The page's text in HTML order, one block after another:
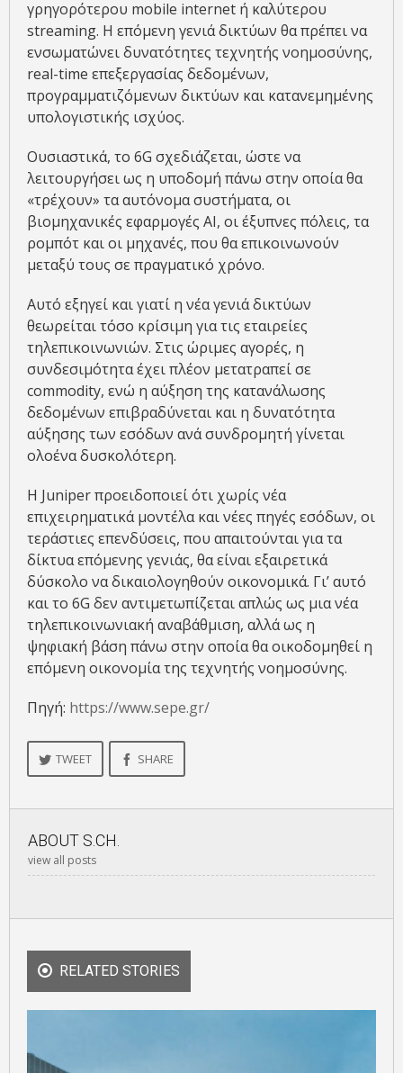
γρηγορότερου mobile internet ή καλύτερου
streaming. Η επόμενη γενιά δικτύων θα πρέπει να
ενσωματώνει δυνατότητες τεχνητής νοημοσύνης,
real-time επεξεργασίας δεδομένων,
προγραμματιζόμενων δικτύων και κατανεμημένης
υπολογιστικής ισχύος.
Ουσιαστικά, το 6G σχεδιάζεται, ώστε να
λειτουργήσει ως η υποδομή πάνω στην οποία θα
«τρέχουν» τα αυτόνομα συστήματα, οι
βιομηχανικές εφαρμογές AI, οι έξυπνες πόλεις, τα
ρομπότ και οι μηχανές, που θα επικοινωνούν
μεταξύ τους σε πραγματικό χρόνο.
Αυτό εξηγεί και γιατί η νέα γενιά δικτύων
θεωρείται τόσο κρίσιμη για τις εταιρείες
τηλεπικοινωνιών. Στις ώριμες αγορές, η
συνδεσιμότητα έχει πλέον μετατραπεί σε
commodity, ενώ η αύξηση της κατανάλωσης
δεδομένων επιβραδύνεται και η δυνατότητα
αύξησης των εσόδων ανά συνδρομητή γίνεται
ολοένα δυσκολότερη.
Η Juniper προειδοποιεί ότι χωρίς νέα
επιχειρηματικά μοντέλα και νέες πηγές εσόδων, οι
τεράστιες επενδύσεις, που απαιτούνται για τα
δίκτυα επόμενης γενιάς, θα είναι εξαιρετικά
δύσκολο να δικαιολογηθούν οικονομικά. Γι’ αυτό
και το 6G δεν αντιμετωπίζεται απλώς ως μια νέα
τηλεπικοινωνιακή αναβάθμιση, αλλά ως η
ψηφιακή βάση πάνω στην οποία θα οικοδομηθεί η
επόμενη οικονομία της τεχνητής νοημοσύνης.
Πηγή: https://www.sepe.gr/
TWEET SHARE
ABOUT S.CH.
view all posts
RELATED STORIES